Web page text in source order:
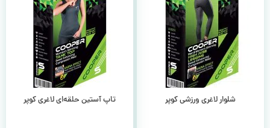
شلوار لاغری ورزشی کوپر تاپ آستین حلقه‌ای لاغری کوپر